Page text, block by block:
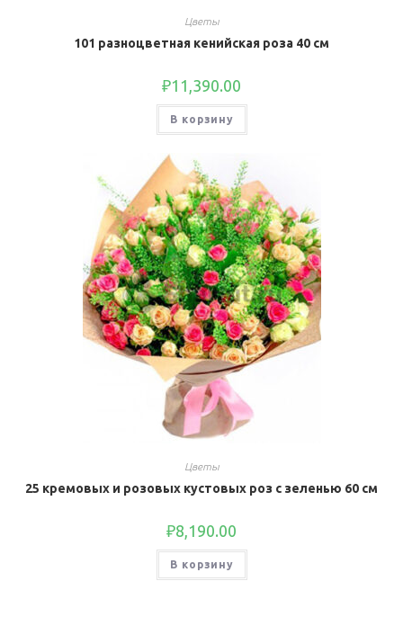
Цветы
101 разноцветная кенийская роза 40 см
₽11,390.00
В корзину
Цветы
25 кремовых и розовых кустовых роз с зеленью 60 см
₽8,190.00
В корзину